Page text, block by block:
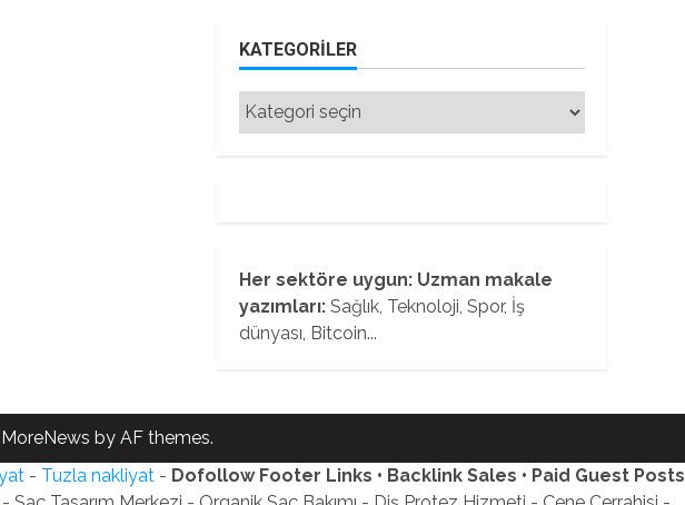
KATEGORILER
Kategoriler
Her sektöre uygun: Uzman makale
yazımları:Sağlık, Teknoloji, Spor, İş
dünyası, Bitcoin...
MoreNews by AF themes.
- Tuzla nakliyat - Dofollow Footer Links • Backlink Sales • Paid Guest Posts